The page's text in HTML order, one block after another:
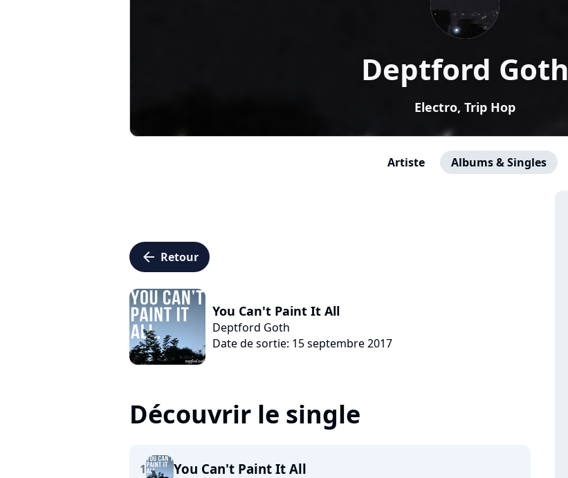
Deptford Goth
Electro, Trip Hop
Artiste Albums & Singles
arrow_left Retour
You Can't Paint It All
Deptford Goth
Date de sortie: 15 septembre 2017
Découvrir le single
1 You Can't Paint It All